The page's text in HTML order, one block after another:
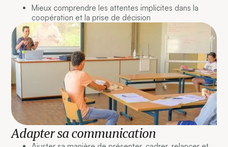
Mieux comprendre les attentes implicites dans la
coopération et la prise de décision
Adapter sa communication